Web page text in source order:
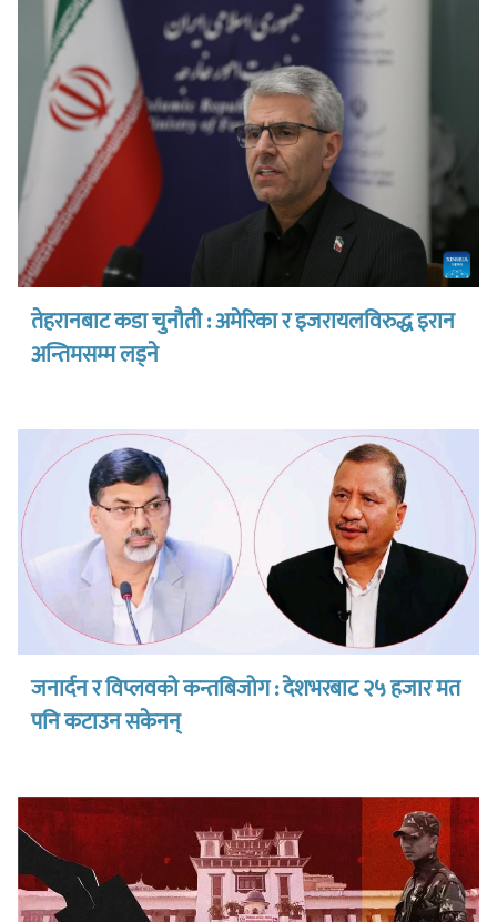
तेहरानबाट कडा चुनौती : अमेरिका र इजरायलविरुद्ध इरान
अन्तिमसम्म लड्ने
जनार्दन र विप्लवको कन्तबिजोग : देशभरबाट २५ हजार मत
पनि कटाउन सकेनन्